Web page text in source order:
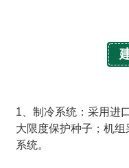
1、制冷系统：采用进
大限度保护种子；机
系统。